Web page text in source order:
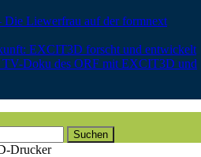
Die Liewerfrau auf der formnext
EXCIT3D forscht und entwickelt
TV-Doku des ORF mit EXCIT3D und
Drucker